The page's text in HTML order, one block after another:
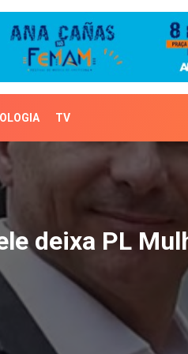
TV
deixa
deixa PL